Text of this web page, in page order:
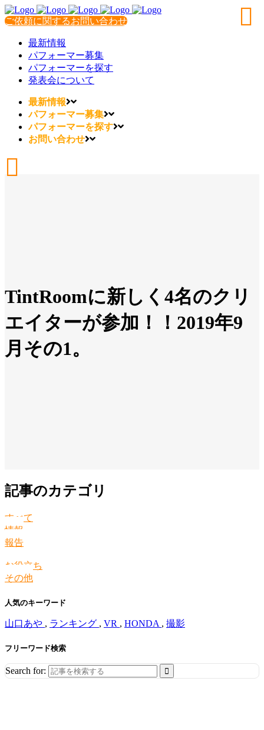
ご依頼に関するお問い合わせ
最新情報
パフォーマー募集
パフォーマーを探す
発表会について
最新情報
パフォーマー募集
パフォーマーを探す
お問い合わせ
TintRoomに新しく4名のクリ
エイターが参加！！2019年9
月その1。
記事のカテゴリ
すべて
情報
報告
お役立ち
その他
人気のキーワード
山口あや , ランキング , VR , HONDA , 撮影
フリーワード検索
Search for: